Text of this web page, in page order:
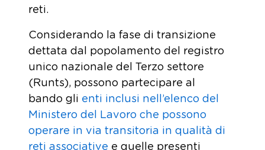
reti.
Considerando la fase di transizione
dettata dal popolamento del registro
unico nazionale del Terzo settore
(Runts), possono partecipare al
bando gli enti inclusi nell’elenco del
Ministero del Lavoro che possono
operare in via transitoria in qualità di
reti associative e quelle presenti